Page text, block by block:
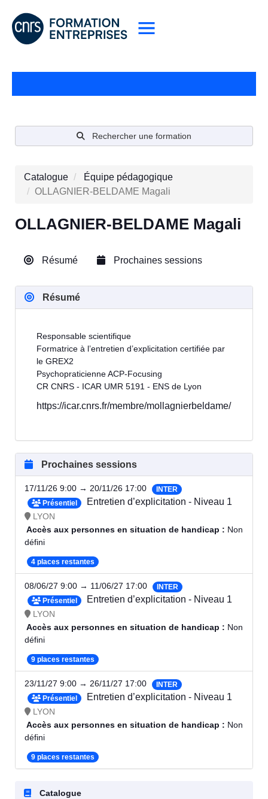
Rechercher une formation
Catalogue
Équipe pédagogique
OLLAGNIER-BELDAME Magali
OLLAGNIER-BELDAME Magali
Résumé Prochaines sessions
Résumé
Responsable scientifique
Formatrice à l’entretien d’explicitation certifiée par
le GREX2
Psychopraticienne ACP-Focusing
CR CNRS - ICAR UMR 5191 - ENS de Lyon
https://icar.cnrs.fr/membre/mollagnierbeldame/
Prochaines sessions
17/11/26 9:00 → 20/11/26 17:00
INTER
Présentiel
Entretien d’explicitation - Niveau 1
LYON
Accès aux personnes en situation de handicap : Non
défini
4 places restantes
08/06/27 9:00 → 11/06/27 17:00
INTER
Présentiel
Entretien d’explicitation - Niveau 1
LYON
Accès aux personnes en situation de handicap : Non
défini
9 places restantes
23/11/27 9:00 → 26/11/27 17:00
INTER
Présentiel
Entretien d’explicitation - Niveau 1
LYON
Accès aux personnes en situation de handicap : Non
défini
9 places restantes
Catalogue